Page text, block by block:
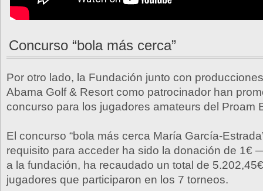
Concurso “bola más cerca”
Por otro lado, la Fundación junto con
Abama Golf & Resort como patrocinador han
concurso para los jugadores amateurs del Proam
El concurso “bola más cerca María García-
requisito para acceder ha sido la donación de
a la fundación, ha recaudado un total de
jugadores que participaron en los 7 torneos.